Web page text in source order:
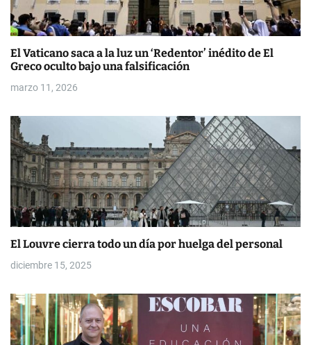
r
a
d
a
s
El Vaticano saca a la luz un ‘Redentor’ inédito de El
Greco oculto bajo una falsificación
marzo 11, 2026
El Louvre cierra todo un día por huelga del personal
diciembre 15, 2025